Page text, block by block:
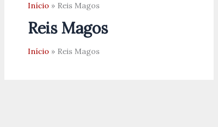
Início Reis Magos
Reis Magos
Início Reis Magos